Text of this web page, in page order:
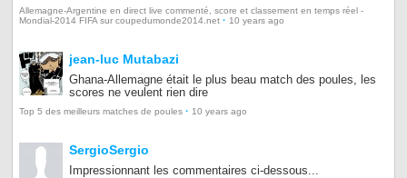
Allemagne-Argentine en direct live commenté, score et classement en temps réel -
Mondial-2014 FIFA sur coupedumonde2014.net · 10 years ago
jean-luc Mutabazi
Ghana-Allemagne était le plus beau match des poules, les
scores ne veulent rien dire
Top 5 des meilleurs matches de poules · 10 years ago
SergioSergio
Impressionnant les commentaires ci-dessous...